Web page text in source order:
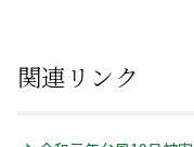
関連リンク